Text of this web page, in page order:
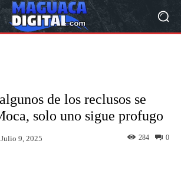
de los reclusos se
solo uno sigue profugo
Julio 9, 2025 0
284